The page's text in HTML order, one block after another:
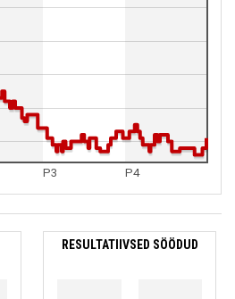
P3 P4
RESULTATIIVSED SÖÖDUD